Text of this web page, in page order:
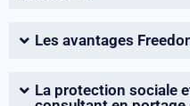
Les avantages
La protection sociale